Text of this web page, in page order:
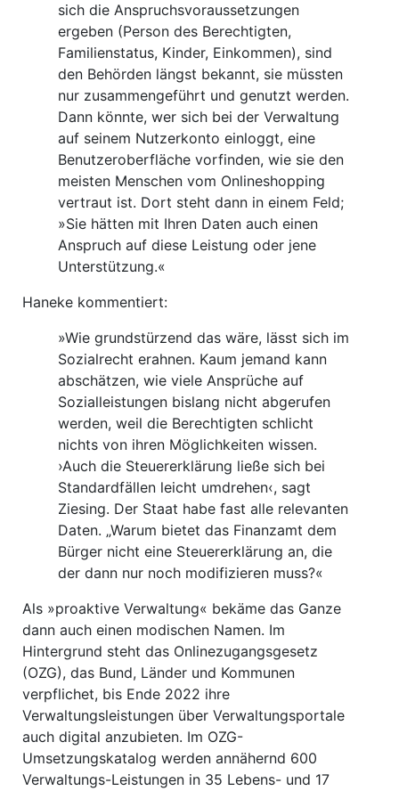
sich die Anspruchsvoraussetzungen
ergeben (Person des Berechtigten,
Familienstatus, Kinder, Einkommen), sind
den Behörden längst bekannt, sie müssten
nur zusammengeführt und genutzt werden.
Dann könnte, wer sich bei der Verwaltung
auf seinem Nutzerkonto einloggt, eine
Benutzeroberfläche vorfinden, wie sie den
meisten Menschen vom Onlineshopping
vertraut ist. Dort steht dann in einem Feld;
»Sie hätten mit Ihren Daten auch einen
Anspruch auf diese Leistung oder jene
Unterstützung.«
Haneke kommentiert:
»Wie grundstürzend das wäre, lässt sich im
Sozialrecht erahnen. Kaum jemand kann
abschätzen, wie viele Ansprüche auf
Sozialleistungen bislang nicht abgerufen
werden, weil die Berechtigten schlicht
nichts von ihren Möglichkeiten wissen.
›Auch die Steuererklärung ließe sich bei
Standardfällen leicht umdrehen‹, sagt
Ziesing. Der Staat habe fast alle relevanten
Daten. „Warum bietet das Finanzamt dem
Bürger nicht eine Steuererklärung an, die
der dann nur noch modifizieren muss?«
Als »proaktive Verwaltung« bekäme das Ganze
dann auch einen modischen Namen. Im
Hintergrund steht das Onlinezugangsgesetz
(OZG), das Bund, Länder und Kommunen
verpflichet, bis Ende 2022 ihre
Verwaltungsleistungen über Verwaltungsportale
auch digital anzubieten. Im OZG-
Umsetzungskatalog werden annähernd 600
Verwaltungs-Leistungen in 35 Lebens- und 17